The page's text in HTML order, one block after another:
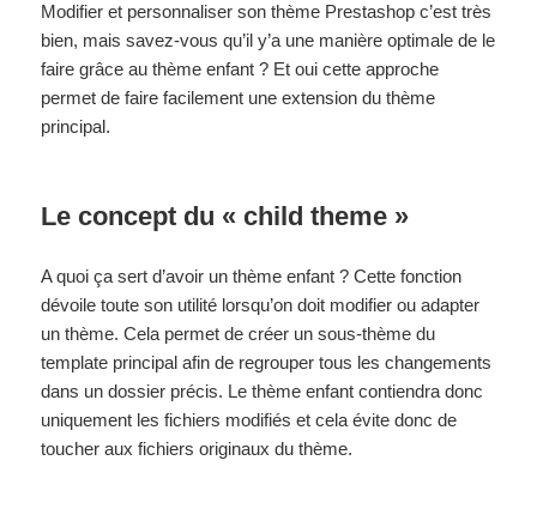
Modifier et personnaliser son thème Prestashop c’est très
bien, mais savez-vous qu’il y’a une manière optimale de le
faire grâce au thème enfant ? Et oui cette approche
permet de faire facilement une extension du thème
principal.
Le concept du « child theme »
A quoi ça sert d’avoir un thème enfant ? Cette fonction
dévoile toute son utilité lorsqu’on doit modifier ou adapter
un thème. Cela permet de créer un sous-thème du
template principal afin de regrouper tous les changements
dans un dossier précis. Le thème enfant contiendra donc
uniquement les fichiers modifiés et cela évite donc de
toucher aux fichiers originaux du thème.